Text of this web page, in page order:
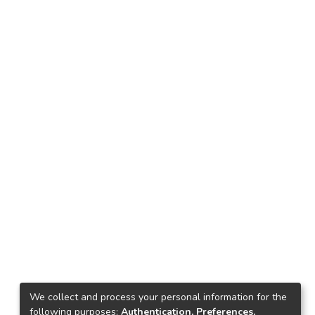
We collect and process your personal information for the
following purposes: Authentication, Preferences,